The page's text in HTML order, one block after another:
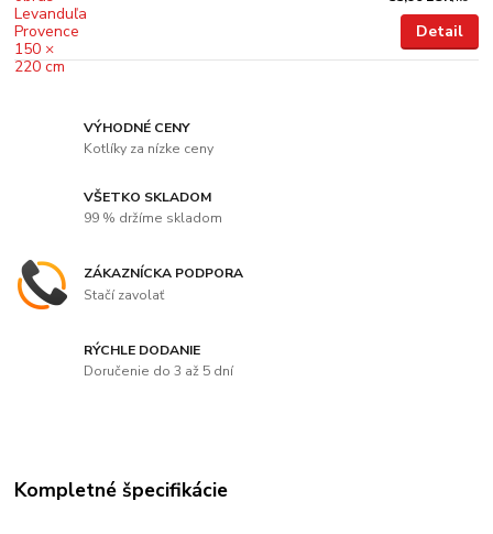
Detail
VÝHODNÉ CENY
Kotlíky za nízke ceny
VŠETKO SKLADOM
99 % držíme skladom
ZÁKAZNÍCKA PODPORA
Stačí zavolať
RÝCHLE DODANIE
Doručenie do 3 až 5 dní
Kompletné špecifikácie